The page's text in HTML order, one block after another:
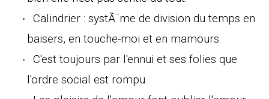
Calindrier : systÃ¨me de division du temps en
baisers, en touche-moi et en mamours.
C'est toujours par l'ennui et ses folies que
l'ordre social est rompu.